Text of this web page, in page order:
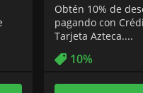
Obtén 10% de
pagando con
Tarjeta Azteca....
10%